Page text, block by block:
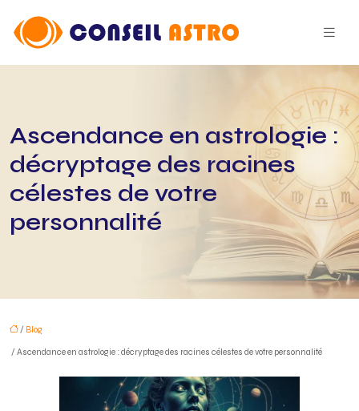
Ascendance en astrologie :
décryptage des racines
célestes de votre
personnalité
/ Blog
/ Ascendance en astrologie : décryptage des racines célestes de votre personnalité